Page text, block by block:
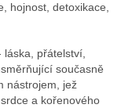
hojnost, detoxikace,
láska, přátelství,
současně
nástrojem, jež
a kořenového